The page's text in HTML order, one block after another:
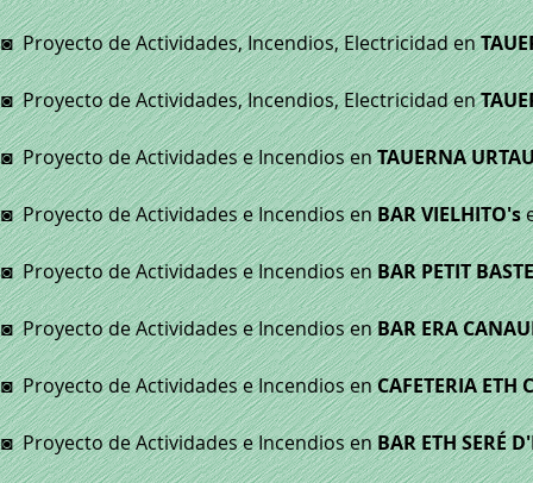
◙Proyecto de Actividades, Incendios, Electricidad en
◙Proyecto de Actividades, Incendios, Electricidad en
◙Proyecto de Actividades e Incendios enTAUERNA
◙Proyecto de Actividades e Incendios enBAR VIELHITO's
◙Proyecto de Actividades e Incendios enBAR PETIT
◙Proyecto de Actividades e Incendios enBAR ERA
◙Proyecto de Actividades e Incendios enCAFETERIAETH
◙Proyecto de Actividades e Incendios enBAR ETH SERÉ